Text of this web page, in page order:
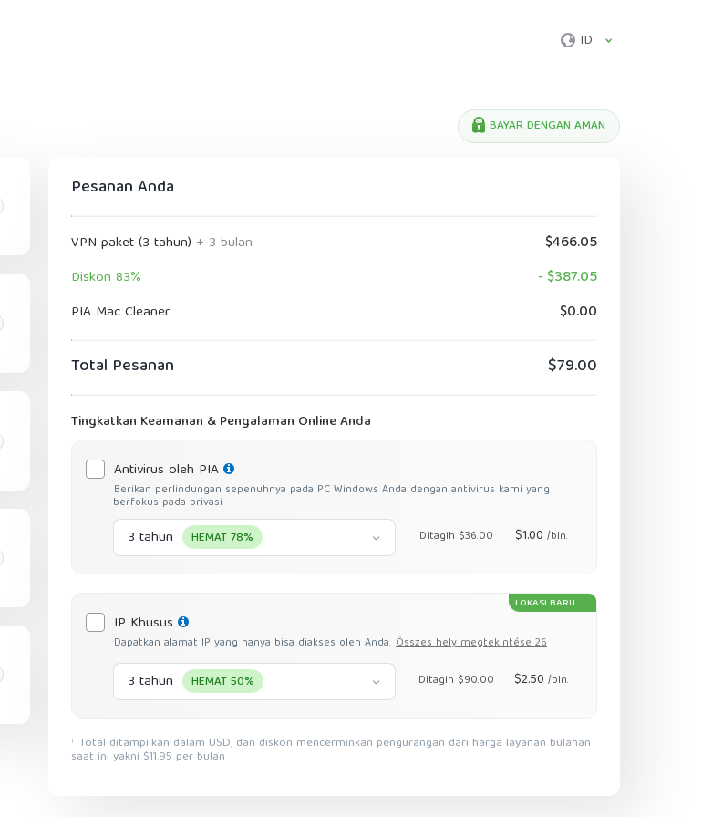
ID
BAYAR DENGAN AMAN
Pesanan Anda
VPN paket (3 tahun) + 3 bulan $466.05
Diskon 83% - $387.05
PIA Mac Cleaner $0.00
Total Pesanan $79.00
Tingkatkan Keamanan & Pengalaman Online Anda
Antivirus oleh PIA
Berikan perlindungan sepenuhnya pada PC Windows Anda dengan antivirus kami yang
berfokus pada privasi
3 tahun HEMAT 78% $1.00 /bln.
Ditagih $36.00
LOKASI BARU
IP Khusus
Dapatkan alamat IP yang hanya bisa diakses oleh Anda. Összes hely megtekintése 26
3 tahun HEMAT 50% $2.50 /bln.
Ditagih $90.00
1 Total ditampilkan dalam USD, dan diskon mencerminkan pengurangan dari harga layanan bulanan
saat ini yakni $11.95 per bulan